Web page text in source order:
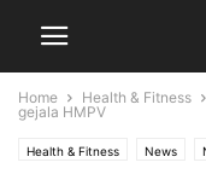
Home Health & Fitness
gejala HMPV
Health & Fitness News